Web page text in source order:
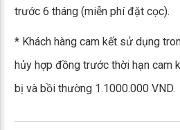
trước 6 tháng (miễn phí đặt cọc).
* Khách hàng cam kết sử dụng
hủy hợp đồng trước thời hạn cam
bị và bồi thường 1.1000.000 VND.